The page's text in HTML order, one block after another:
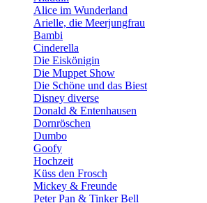
Alice im Wunderland
Arielle, die Meerjungfrau
Bambi
Cinderella
Die Eiskönigin
Die Muppet Show
Die Schöne und das Biest
Disney diverse
Donald & Entenhausen
Dornröschen
Dumbo
Goofy
Hochzeit
Küss den Frosch
Mickey & Freunde
Peter Pan & Tinker Bell